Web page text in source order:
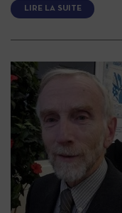
LIRE LA SUITE